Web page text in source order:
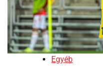
Egyéb